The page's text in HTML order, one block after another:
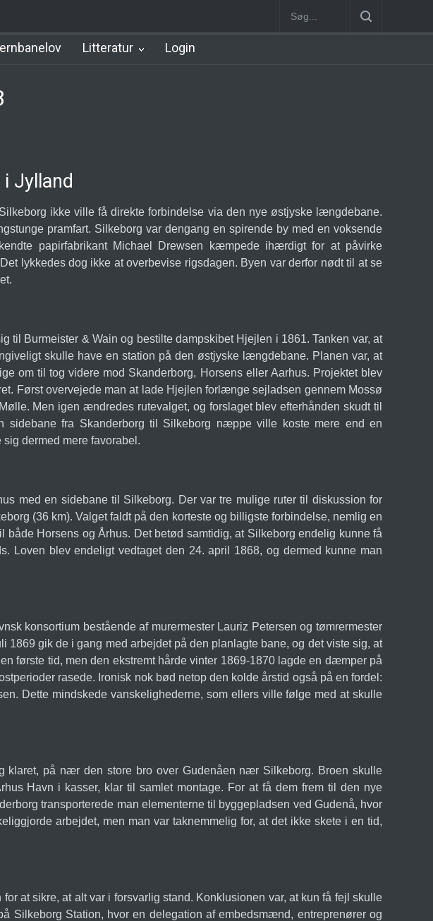
Nørrebro B Station [1886-1930]
Litteratur Login
Jylland
ikke ville få direkte forbindelse via den nye østjyske længdebane.
pramfart. Silkeborg var dengang en spirende by med en voksende
papirfabrikant Michael Drewsen kæmpede ihærdigt for at påvirke
lykkedes dog ikke at overbevise rigsdagen. Byen var derfor nødt til at se
til Burmeister & Wain og bestilte dampskibet Hjejlen i 1861. Tanken var, at
skulle have en station på den østjyske længdebane. Planen var, at
om til tog videre mod Skanderborg, Horsens eller Aarhus. Projektet blev
Først overvejede man at lade Hjejlen forlænge sejladsen gennem Mossø
Men igen ændredes rutevalget, og forslaget blev efterhånden skudt til
sidebane fra Skanderborg til Silkeborg næppe ville koste mere end en
dermed mere favorabel.
med en sidebane til Silkeborg. Der var tre mulige ruter til diskussion for
(36 km). Valget faldt på den korteste og billigste forbindelse, nemlig en
Horsens og Århus. Det betød samtidig, at Silkeborg endelig kunne få
blev endeligt vedtaget den 24. april 1868, og dermed kunne man
konsortium bestående af murermester Lauriz Petersen og tømrermester
gik de i gang med arbejdet på den planlagte bane, og det viste sig, at
første tid, men den ekstremt hårde vinter 1869-1870 lagde en dæmper på
rasede. Ironisk nok bød netop den kolde årstid også på en fordel:
Dette mindskede vanskelighederne, som ellers ville følge med at skulle
på nær den store bro over Gudenåen nær Silkeborg. Broen skulle
Havn i kasser, klar til samlet montage. For at få dem frem til den nye
transporterede man elementerne til byggepladsen ved Gudenå, hvor
arbejdet, men man var taknemmelig for, at det ikke skete i en tid,
at sikre, at alt var i forsvarlig stand. Konklusionen var, at kun få fejl skulle
Silkeborg Station, hvor en delegation af embedsmænd, entreprenører og